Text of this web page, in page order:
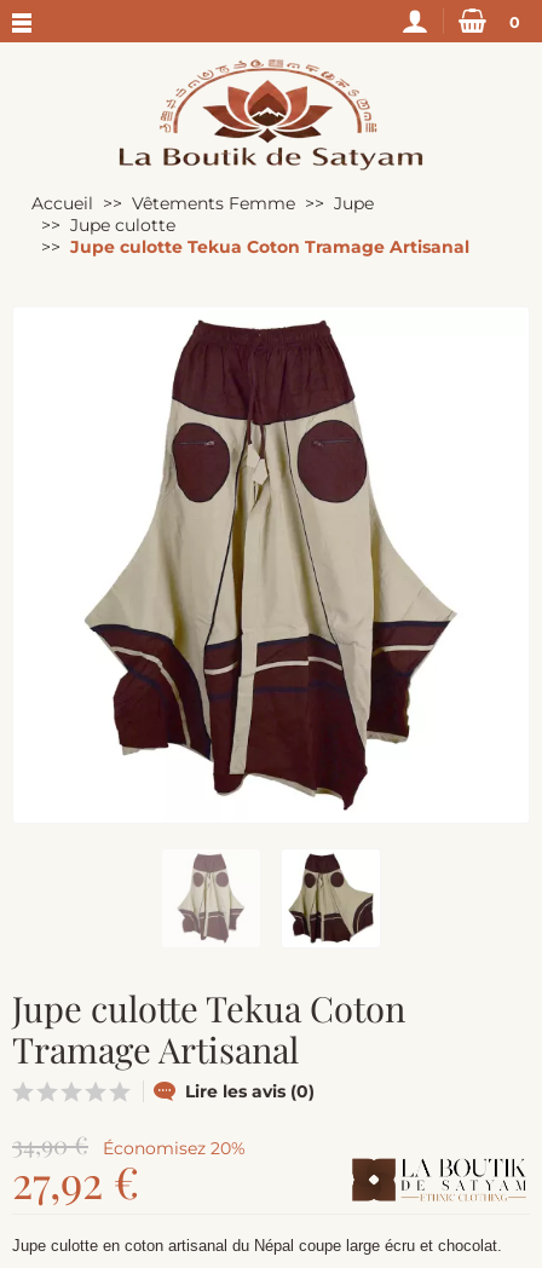
0
Accueil Vêtements Femme
Jupe
Jupe culotte
Jupe culotte Tekua Coton Tramage Artisanal
Jupe culotte Tekua Coton
Tramage Artisanal
Lire les avis (0)
34,90 € Économisez 20%
27,92 €
Jupe culotte en coton artisanal du Népal coupe large écru et chocolat.